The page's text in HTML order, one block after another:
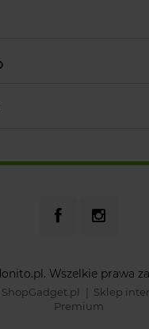
Wszelkie prawa
Sklep
Premium